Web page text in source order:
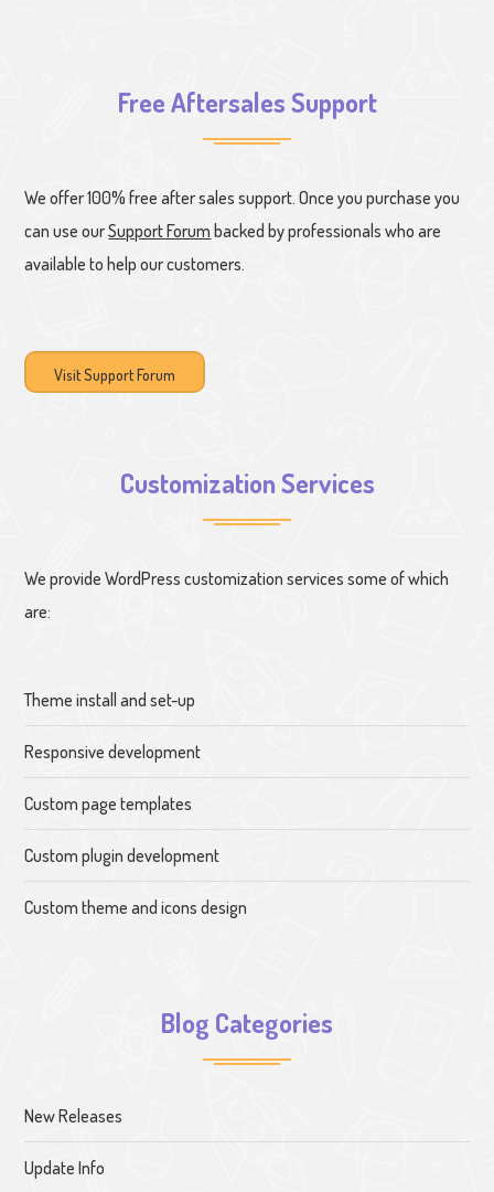
Free Aftersales Support
We offer 100% free after sales support. Once you purchase you
can use ourSupport Forum backed by professionals who are
available to help our customers.
Visit Support Forum
Customization Services
We provide WordPress customization services some of which
are:
Theme install and set-up
Responsive development
Custom page templates
Custom plugin development
Custom theme and icons design
Blog Categories
New Releases
Update Info